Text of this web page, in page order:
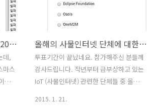
나오
나,
글
결
가
로
는
윈도우에서 컴파일하는게 잘 안되고 번거
로워서 구글링으로 찾아보니 주기적으로
OpenSSL Library를 만들어 공유해주시
는 고마운 ..
windows update 오류 (80200010)
데,
마스
후
올해의 사물인터넷 단체에 대한 투표 진행중입니다
투표기간이 끝났네요. 참가해주신 분들께
감사드립니다. 작년부터 급부상하고 있는
IoT (사물인터넷) 관련한 단체들 중 올해
2015. 1. 21.